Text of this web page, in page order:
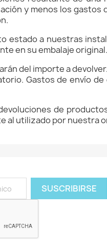
y menos los gastos
estado a nuestras
en su embalaje original.
del importe a
Gastos de envío
de
al utilizado por nuestra